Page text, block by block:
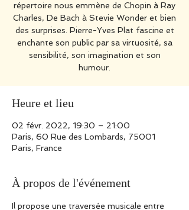
répertoire nous emmène de Chopin à Ray
Charles, De Bach à Stevie Wonder et bien
des surprises. Pierre-Yves Plat fascine et
enchante son public par sa virtuosité, sa
sensibilité, son imagination et son
humour.
Heure et lieu
02 févr. 2022, 19:30 – 21:00
Paris, 60 Rue des Lombards, 75001
Paris, France
À propos de l'événement
Il propose une traversée musicale entre